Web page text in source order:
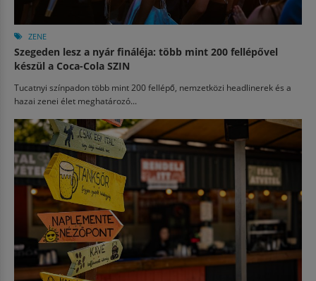
ZENE
Szegeden lesz a nyár fináléja: több mint 200 fellépővel
készül a Coca-Cola SZIN
Tucatnyi színpadon több mint 200 fellépő, nemzetközi headlinerek és a
hazai zenei élet meghatározó...